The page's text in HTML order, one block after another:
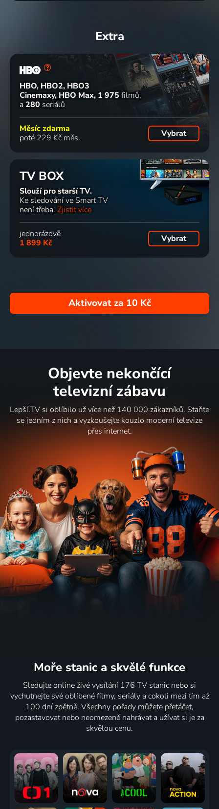
Extra
HBO, HBO2, HBO3
Cinemaxy, HBO Max 1 975 filmů
a 280 seriálů
Měsíc zdarma
poté 229 Kč měs.
Vybrat
TV BOX
Slouží pro starší TV.
Ke sledování ve Smart TV
není třeba. Zjistit více
jednorázově
1 899 Kč
Vybrat
Aktivovat za 10 Kč
Objevte nekončící
televizní zábavu
Lepší.TV si oblíbilo už více než 140 000 zákazníků. Staňte
se jedním z nich a vyzkoušejte kouzlo moderní televize
přes internet.
Moře stanic a skvělé funkce
Sledujte online živé vysílání 176 TV stanic nebo si
vychutnejte své oblíbené filmy, seriály a cokoli mezi tím až
100 dní zpětně. Všechny pořady můžete přetáčet,
pozastavovat nebo neomezeně nahrávat a užívat si je za
skvělou cenu.